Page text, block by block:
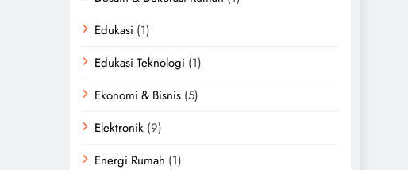
Edukasi (1)
Edukasi Teknologi (1)
Ekonomi & Bisnis (5)
Elektronik (9)
Energi Rumah (1)